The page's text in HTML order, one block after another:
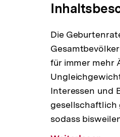
Die
für immer mehr
Interessen und
gesellschaftlich
sodass